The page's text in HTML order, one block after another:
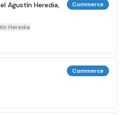
Agustín Heredia,
Heredia
Commerce
Commerce